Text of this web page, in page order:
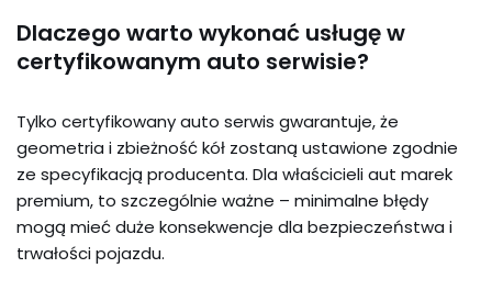
Dlaczego warto wykonać usługę w
certyfikowanym auto serwisie?
Tylko certyfikowany auto serwis gwarantuje, że
geometria i zbieżność kół zostaną ustawione zgodnie
ze specyfikacją producenta. Dla właścicieli aut marek
premium, to szczególnie ważne – minimalne błędy
mogą mieć duże konsekwencje dla bezpieczeństwa i
trwałości pojazdu.